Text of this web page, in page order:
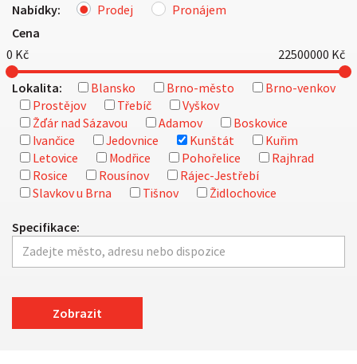
Nabídky: Prodej
Pronájem
Cena
0 Kč 22500000 Kč
Lokalita: Blansko Brno-město
Brno-venkov
Prostějov
Třebíč
Vyškov
Žďár nad Sázavou
Adamov
Boskovice
Ivančice
Jedovnice Kunštát
Kuřim
Letovice
Modřice Pohořelice
Rajhrad
Rosice
Rousínov
Rájec-Jestřebí
Slavkov u Brna
Tišnov Židlochovice
Specifikace:
Zobrazit